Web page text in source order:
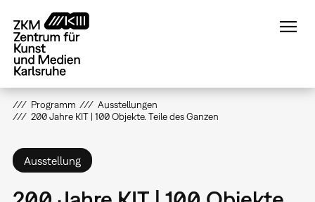
zum
Inhalt
Programm
Ausstellungen
200 Jahre KIT | 100 Objekte. Teile des Ganzen
Ausstellung